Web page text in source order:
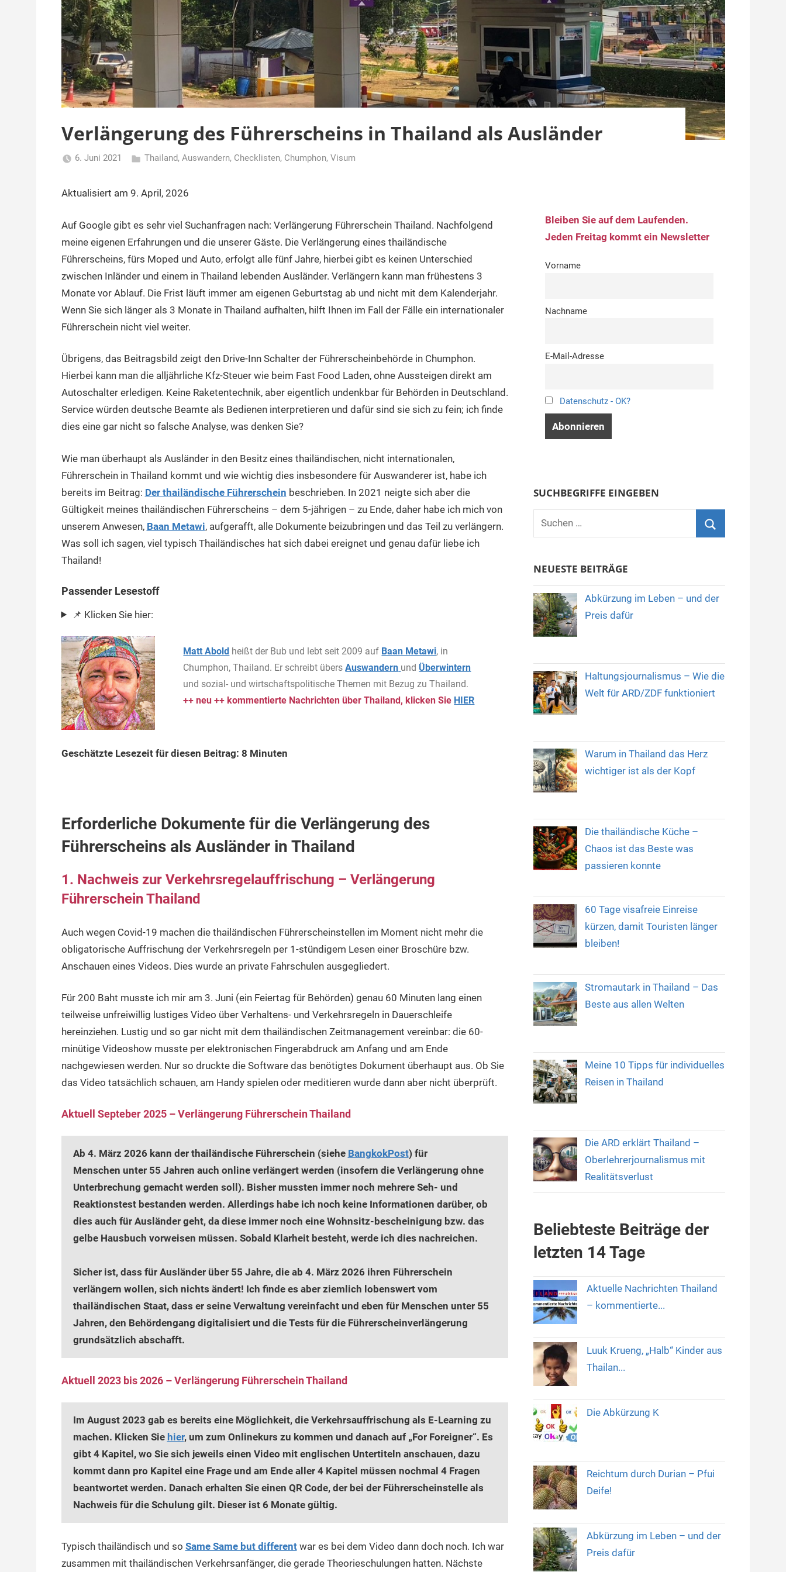
Verlängerung des Führerscheins in Thailand als Ausländer
6. Juni 2021
Thailand, Auswandern, Checklisten, Chumphon, Visum
Aktualisiert am 9. April, 2026
Auf Google gibt es sehr viel Suchanfragen nach: Verlängerung Führerschein Thailand. Nachfolgend
meine eigenen Erfahrungen und die unserer Gäste. Die Verlängerung eines thailändische
Führerscheins, fürs Moped und Auto, erfolgt alle fünf Jahre, hierbei gibt es keinen Unterschied
zwischen Inländer und einem in Thailand lebenden Ausländer. Verlängern kann man frühestens 3
Monate vor Ablauf. Die Frist läuft immer am eigenen Geburtstag ab und nicht mit dem Kalenderjahr.
Wenn Sie sich länger als 3 Monate in Thailand aufhalten, hilft Ihnen im Fall der Fälle ein internationaler
Führerschein nicht viel weiter.
Übrigens, das Beitragsbild zeigt den Drive-Inn Schalter der Führerscheinbehörde in Chumphon.
Hierbei kann man die alljährliche Kfz-Steuer wie beim Fast Food Laden, ohne Aussteigen direkt am
Autoschalter erledigen. Keine Raketentechnik, aber eigentlich undenkbar für Behörden in Deutschland.
Service würden deutsche Beamte als Bedienen interpretieren und dafür sind sie sich zu fein; ich finde
dies eine gar nicht so falsche Analyse, was denken Sie?
Wie man überhaupt als Ausländer in den Besitz eines thailändischen, nicht internationalen,
Führerschein in Thailand kommt und wie wichtig dies insbesondere für Auswanderer ist, habe ich
bereits im Beitrag: Der thailändische Führerschein beschrieben. In 2021 neigte sich aber die
Gültigkeit meines thailändischen Führerscheins – dem 5-jährigen – zu Ende, daher habe ich mich von
unserem Anwesen, Baan Metawi, aufgerafft, alle Dokumente beizubringen und das Teil zu verlängern.
Was soll ich sagen, viel typisch Thailändisches hat sich dabei ereignet und genau dafür liebe ich
Thailand!
Passender Lesestoff
📌 Klicken Sie hier:
Matt Abold heißt der Bub und lebt seit 2009 auf Baan Metawi, in
Chumphon, Thailand. Er schreibt übersAuswandern und Überwintern
und sozial- und wirtschaftspolitische Themen mit Bezug zu Thailand.
++ neu ++ kommentierte Nachrichten über Thailand, klicken Sie HIER
Geschätzte Lesezeit für diesen Beitrag: 8 Minuten
Erforderliche Dokumente für die Verlängerung des
Führerscheinsals Ausländer in Thailand
1. Nachweis zur Verkehrsregelauffrischung – Verlängerung
Führerschein Thailand
Auch wegen Covid-19 machen die thailändischen Führerscheinstellen im Moment nicht mehr die
obligatorische Auffrischung der Verkehrsregeln per 1-stündigem Lesen einer Broschüre bzw.
Anschauen eines Videos. Dies wurde an private Fahrschulen ausgegliedert.
Für 200 Baht musste ich mir am 3. Juni (ein Feiertag für Behörden) genau 60 Minuten lang einen
teilweise unfreiwillig lustiges Video über Verhaltens- und Verkehrsregeln in Dauerschleife
hereinziehen. Lustig und so gar nicht mit dem thailändischen Zeitmanagement vereinbar: die 60-
minütige Videoshow musste per elektronischen Fingerabdruck am Anfang und am Ende
nachgewiesen werden. Nur so druckte die Software das benötigtes Dokument überhaupt aus. Ob Sie
das Video tatsächlich schauen, am Handy spielen oder meditieren wurde dann aber nicht überprüft.
Aktuell Septeber 2025 – Verlängerung Führerschein Thailand
Ab 4. März 2026 kann der thailändische Führerschein (siehe BangkokPost) für
Menschen unter 55 Jahren auch online verlängert werden (insofern die Verlängerung ohne
Unterbrechung gemacht werden soll). Bisher mussten immer noch mehrere Seh- und
Reaktionstest bestanden werden. Allerdings habe ich noch keine Informationen darüber, ob
dies auch für Ausländer geht, da diese immer noch eine Wohnsitz-bescheinigung bzw. das
gelbe Hausbuch vorweisen müssen. Sobald Klarheit besteht, werde ich dies nachreichen.
Sicher ist, dass für Ausländer über 55 Jahre, die ab 4. März 2026 ihren Führerschein
verlängern wollen, sich nichts ändert! Ich finde es aber ziemlich lobenswert vom
thailändischen Staat, dass er seine Verwaltung vereinfacht und eben für Menschen unter 55
Jahren, den Behördengang digitalisiert und die Tests für die Führerscheinverlängerung
grundsätzlich abschafft.
Aktuell 2023 bis 2026 – Verlängerung Führerschein Thailand
Im August 2023 gab es bereits eine Möglichkeit, die Verkehrsauffrischung als E-Learning zu
machen. Klicken Sie hier, um zum Onlinekurs zu kommen und danach auf „For Foreigner“. Es
gibt 4 Kapitel, wo Sie sich jeweils einen Video mit englischen Untertiteln anschauen, dazu
kommt dann pro Kapitel eine Frage und am Ende aller 4 Kapitel müssen nochmal 4 Fragen
beantwortet werden. Danach erhalten Sie einen QR Code, der bei der Führerscheinstelle als
Nachweis für die Schulung gilt. Dieser ist 6 Monate gültig.
Typisch thailändisch und so Same Same but differentwar es bei dem Video dann doch noch. Ich war
zusammen mit thailändischen Verkehrsanfänger, die gerade Theorieschulungen hatten. Nächste
Bleiben Sie auf dem Laufenden.
Jeden Freitag kommt ein Newsletter
Vorname
Nachname
E-Mail-Adresse
Datenschutz - OK?
SUCHBEGRIFFE EINGEBEN
Suchen
NEUESTE BEITRÄGE
Abkürzung im Leben – und der
Preis dafür
Haltungsjournalismus – Wie die
Welt für ARD/ZDF funktioniert
Warum in Thailand das Herz
wichtiger ist als der Kopf
Die thailändische Küche –
Chaos ist das Beste was
passieren konnte
60 Tage visafreie Einreise
kürzen, damit Touristen länger
bleiben!
Stromautark in Thailand – Das
Beste aus allen Welten
Meine 10 Tipps für individuelles
Reisen in Thailand
Die ARD erklärt Thailand –
Oberlehrerjournalismus mit
Realitätsverlust
Beliebteste Beiträge der
letzten 14 Tage
Aktuelle Nachrichten Thailand
– kommentierte...
Luuk Krueng, „Halb“ Kinder aus
Thailan...
Die Abkürzung K
Reichtum durch Durian – Pfui
Deife!
Abkürzung im Leben – und der
Preis dafür